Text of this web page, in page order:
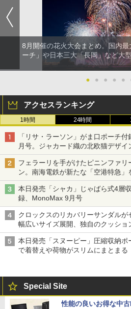
8月開催の花火大会まとめ。国内
ーチ」や日本三大「長岡」など大
● ● ● ● ●
アクセスランキング
1時間 24時間
「リサ・ラーソン」がま口ポーチ
月号。ジャカード織の北欧猫デザイ
フェラーリを手がけたピニンファ
ン。南海電鉄が新たな「空港特急」
本日発売「シャカ」じゃばら式4層
録、MonoMax 9月号
クロックスのリカバリーサンダル
幅広いサイズ展開、独自のクッショ
本日発売「スヌーピー」圧縮収納
で着替えや荷物がスリムにまとまる
Special Site
性能の良いお得な中